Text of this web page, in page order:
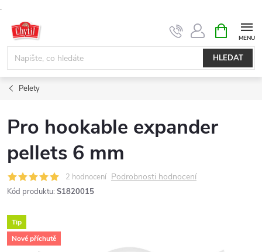
.
obsah
HLEDAT
NÁKUPNÍ
KOŠÍK
Pelety
Pro hookable expander
pellets 6 mm
2 hodnocení Podrobnosti hodnocení
Kód produktu: S1820015
Tip
Nové příchutě